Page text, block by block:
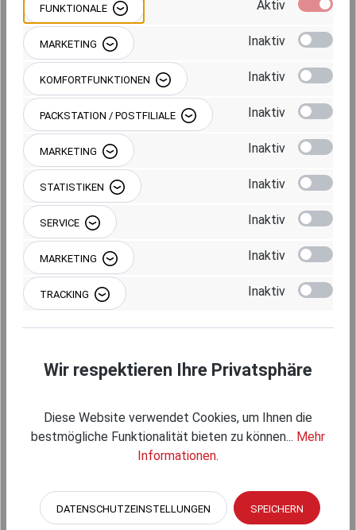
Produktnummer:
Beschreibung
Produktgalerie überspringen
Kompatibel
(CA. 94 MM) - B-KUGELN (1 ZOLL)
FUNKTIONALE Aktiv
MARKETING Inaktiv
KOMFORTFUNKTIONEN Inaktiv
PACKSTATION / POSTFILIALE Inaktiv
MARKETING Inaktiv
STATISTIKEN Inaktiv
SERVICE Inaktiv
MARKETING Inaktiv
TRACKING Inaktiv
Wir respektieren Ihre Privatsphäre
Diese Website verwendet Cookies, um Ihnen die
bestmögliche Funktionalität bieten zu können... Mehr
Informationen.
DATENSCHUTZEINSTELLUNGEN SPEICHERN